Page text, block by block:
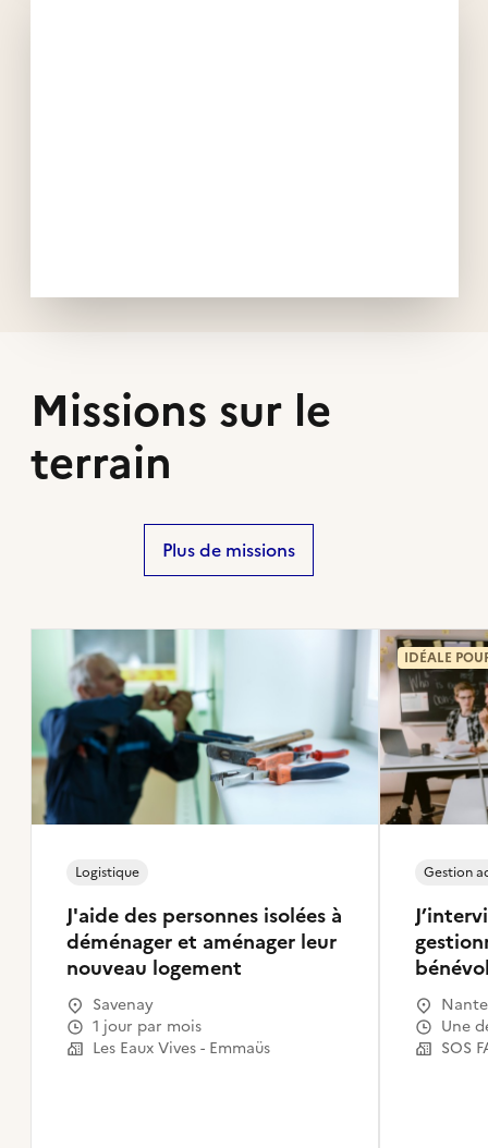
Missions sur le
terrain
Plus de missions
J'aide des personnes isolées à
déménager et aménager leur
nouveau logement
Logistique
Savenay
1 jour par mois
Les Eaux Vives - Emmaüs
Gestion
Une
SOS
IDÉALE